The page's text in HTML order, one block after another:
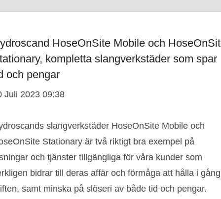
HoseOnSite Mobile och
kompletta slangverkstäder som spar
och pengar
Juli 2023 09:38
slangverkstäder HoseOnSite Mobile och
Stationary är två riktigt bra exempel på
och tjänster tillgängliga för våra kunder som
bidrar till deras affär och förmåga att hålla i gång
samt minska på slöseri av både tid och pengar.